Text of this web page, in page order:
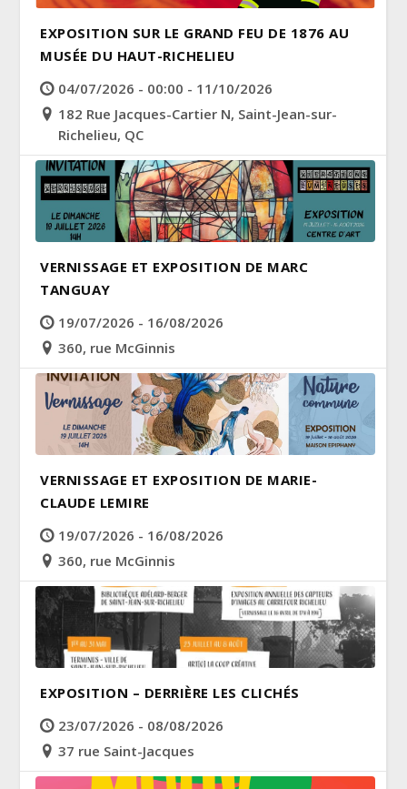
EXPOSITION SUR LE GRAND FEU DE 1876 AU
MUSÉE DU HAUT-RICHELIEU
04/07/2026 - 00:00 - 11/10/2026
182 Rue Jacques-Cartier N, Saint-Jean-sur-
Richelieu, QC
VERNISSAGE ET EXPOSITION DE MARC
TANGUAY
19/07/2026 - 16/08/2026
360, rue McGinnis
VERNISSAGE ET EXPOSITION DE MARIE-
CLAUDE LEMIRE
19/07/2026 - 16/08/2026
360, rue McGinnis
EXPOSITION – DERRIÈRE LES CLICHÉS
23/07/2026 - 08/08/2026
37 rue Saint-Jacques